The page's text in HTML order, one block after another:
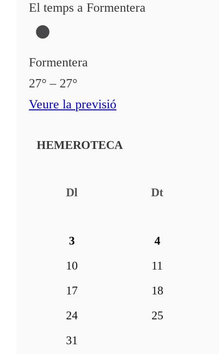
El temps a Formentera
Formentera
27° – 27°
Veure la previsió
HEMEROTECA
Dl Dt
3
4
10
11
17
18
24
25
31